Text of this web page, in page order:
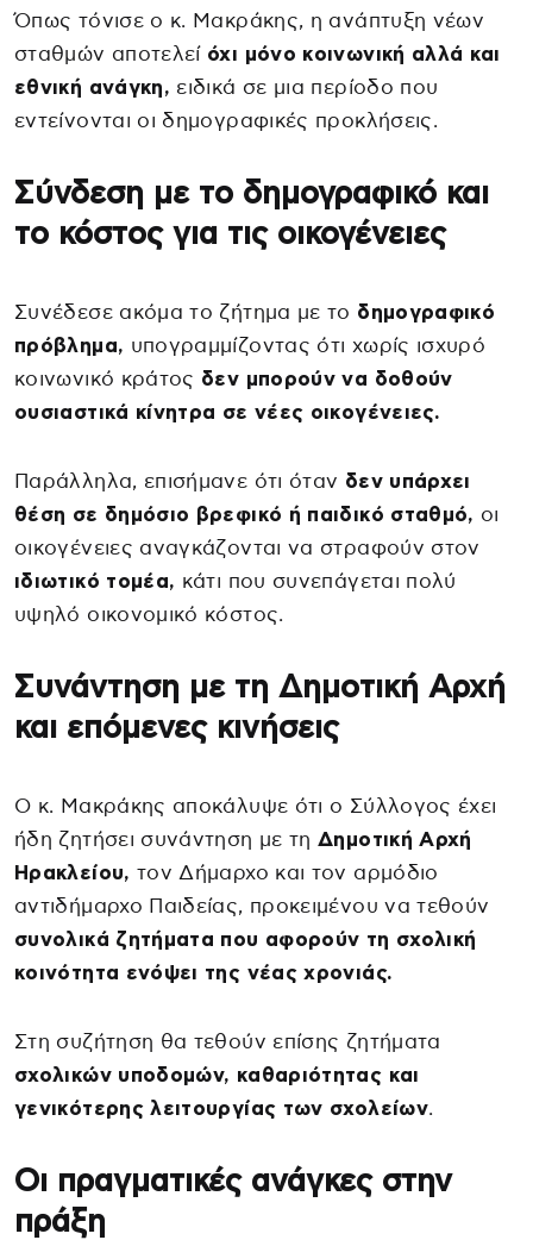
Όπως τόνισε ο κ. Μακράκης, η ανάπτυξη νέων
σταθμών αποτελεί όχι μόνο κοινωνική αλλά και
εθνική ανάγκη, ειδικά σε μια περίοδο που
εντείνονται οι δημογραφικές προκλήσεις.
Σύνδεση με το δημογραφικό και
το κόστος για τις οικογένειες
Συνέδεσε ακόμα το ζήτημα με το δημογραφικό
πρόβλημα, υπογραμμίζοντας ότι χωρίς ισχυρό
κοινωνικό κράτος δεν μπορούν να δοθούν
ουσιαστικά κίνητρα σε νέες οικογένειες.
Παράλληλα, επισήμανε ότι όταν δεν υπάρχει
θέση σε δημόσιο βρεφικό ή παιδικό σταθμό, οι
οικογένειες αναγκάζονται να στραφούν στον
ιδιωτικό τομέα, κάτι που συνεπάγεται πολύ
υψηλό οικονομικό κόστος.
Συνάντηση με τη Δημοτική Αρχή
και επόμενες κινήσεις
Ο κ. Μακράκης αποκάλυψε ότι ο Σύλλογος έχει
ήδη ζητήσει συνάντηση με τηΔημοτική Αρχή
Ηρακλείου, τον Δήμαρχο και τον αρμόδιο
αντιδήμαρχο Παιδείας, προκειμένου να τεθούν
συνολικά ζητήματα που αφορούν τη σχολική
κοινότητα ενόψει της νέας χρονιάς.
Στη συζήτηση θα τεθούν επίσης ζητήματα
σχολικών υποδομών, καθαριότητας και
γενικότερης λειτουργίας των σχολείων.
Οι πραγματικές ανάγκες στην
πράξη